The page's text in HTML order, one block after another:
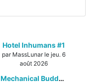
Hotel Inhumans #1
par MassLunar le jeu. 6
août 2026
Mechanical Buddy Universe #0